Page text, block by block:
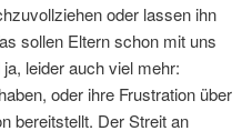
oder lassen ihn
sollen Eltern schon mit uns
leider auch viel mehr:
oder ihre Frustration über
bereitstellt. Der Streit an